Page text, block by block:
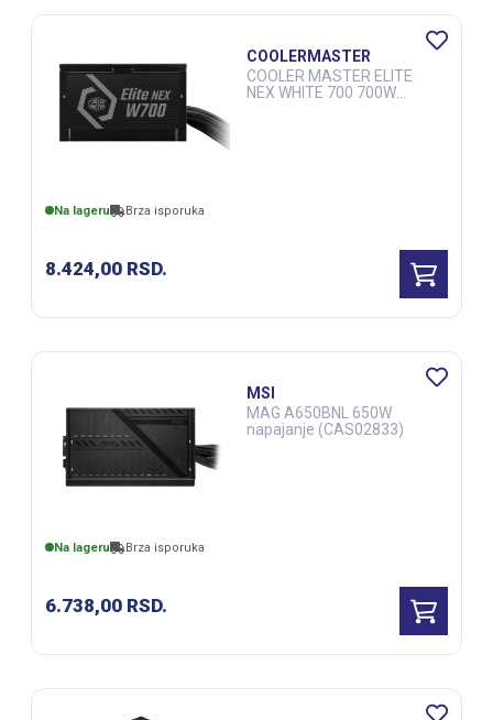
Na lageru Brza isporuka
8.424,00 RSD.
COOLERMASTER
COOLER MASTER ELITE
NEX WHITE 700 700W
Na lageru Brza isporuka
6.738,00 RSD.
MSI
MAG A650BNL 650W
napajanje (CAS02833)